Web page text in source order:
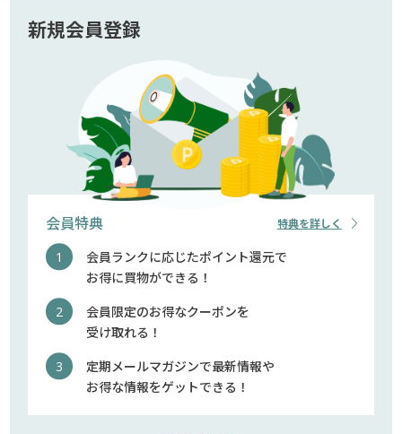
新規会員登録
会員特典
会員ランクに応じたポイント還元で
お得に買物ができる！
会員限定のお得なクーポンを
受け取れる！
定期メールマガジンで最新情報や
お得な情報をゲットできる！
特典を詳しく